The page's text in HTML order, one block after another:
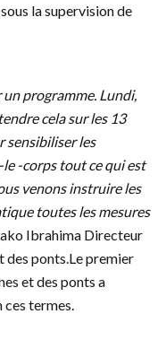
la supervision de
un programme. Lundi,
cela sur les 13
sensibiliser les
-corps tout ce qui est
venons instruire les
toutes les mesures
Ibrahima Directeur
des ponts.Le premier
et des ponts a
ces termes.